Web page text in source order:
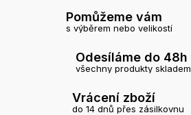
Pomůžeme vám
s výběrem nebo velikostí
Odesíláme do 48h
všechny produkty skladem
Vrácení zboží
do 14 dnů přes zásilkovnu